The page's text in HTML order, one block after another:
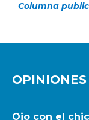
Ojo con el
Columna